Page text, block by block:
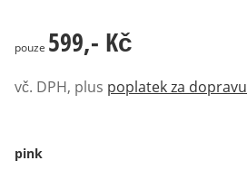
599,- Kč
pouze 599,- Kč
vč. DPH, plus poplatek za dopravu
pink